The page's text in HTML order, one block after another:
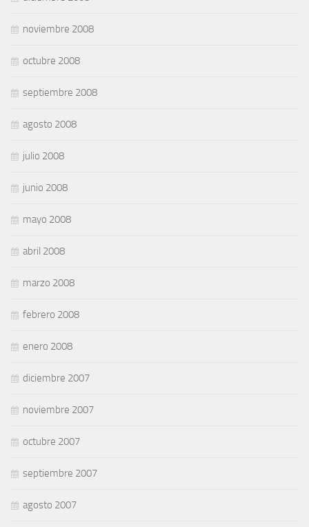
noviembre 2008
octubre 2008
septiembre 2008
agosto 2008
julio 2008
junio 2008
mayo 2008
abril 2008
marzo 2008
febrero 2008
enero 2008
diciembre 2007
noviembre 2007
octubre 2007
septiembre 2007
agosto 2007